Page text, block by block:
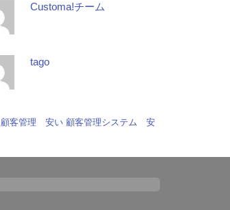
Customa!チーム
tago
顧客管理 安い 顧客管理システム 安